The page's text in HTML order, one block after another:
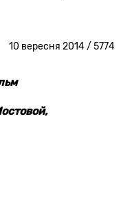
10 вересня 2014 / 5774